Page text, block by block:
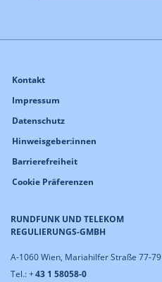
RUNDFUNK UND TELEKOM
REGULIERUNGS-GMBH
A-1060 Wien, Mariahilfer Straße 77-79
Tel.: +43 1 58058-0
Kontakt
Impressum
Datenschutz
Hinweisgeber:innen
Barrierefreiheit
Cookie Präferenzen